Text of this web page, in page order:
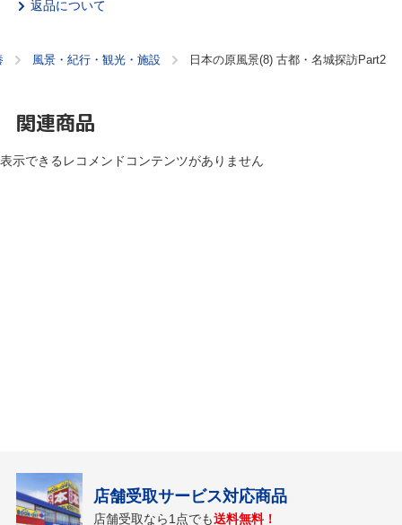
返品について
風景・紀行・観光・施設 日本の原風景(8) 古都・名城探訪Part2
関連商品
表示できるレコメンドコンテンツがありません
店舗受取サービス対応商品
店舗受取なら1点でも送料無料！